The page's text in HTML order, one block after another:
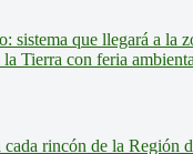
que llegará a la
Tierra con feria
rincón de la Región